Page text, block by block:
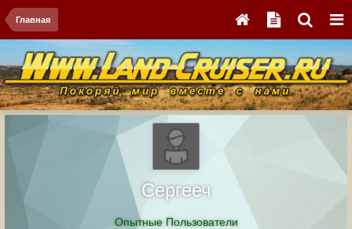
Главная
Сергееч
Опытные Пользователи